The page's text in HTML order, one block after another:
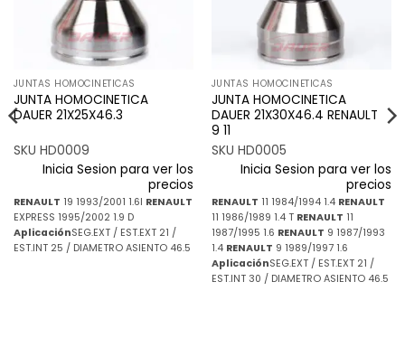
JUNTAS HOMOCINETICAS
JUNTA HOMOCINETICA
DAUER 21X25X46.3
SKU HD0009
Inicia Sesion para ver los
precios
RENAULT 19 1993/2001 1.6I RENAULT
EXPRESS 1995/2002 1.9 D
AplicaciónSEG.EXT / EST.EXT 21 /
EST.INT 25 / DIAMETRO ASIENTO 46.5
JUNTAS HOMOCINETICAS
JUNTA HOMOCINETICA
DAUER 21X30X46.4 RENAULT
9 11
SKU HD0005
Inicia Sesion para ver los
precios
RENAULT 11 1984/1994 1.4 RENAULT
11 1986/1989 1.4 T RENAULT 11
1987/1995 1.6 RENAULT 9 1987/1993
1.4 RENAULT 9 1989/1997 1.6
AplicaciónSEG.EXT / EST.EXT 21 /
EST.INT 30 / DIAMETRO ASIENTO 46.5